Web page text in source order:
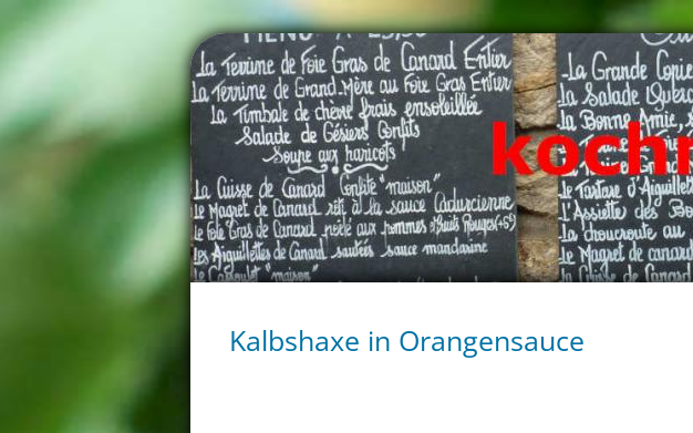
Kalbshaxe in Orangensauce